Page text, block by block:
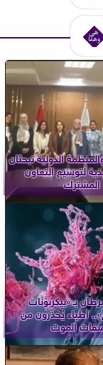
الدولية تبحثان
لتوسيع التعاون
المشترك
بـ «بيكربونات
أطباء يُحذّرون من
الموت